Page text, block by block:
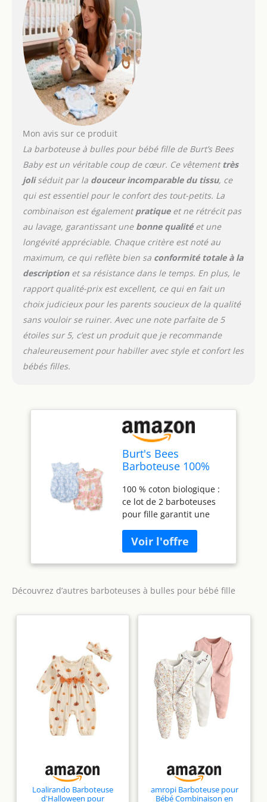
d'un joli design élégant
parfait pour les abeilles
et dispose d'une
ouverture à trou de
serrure à l'arrière pour
s'habiller sans tracas.
Fermetures à pression
faciles à utiliser sur la
ligne des couches pour
écologique : vous vous
sentirez bien en
choisissant notre tissu
fabriqué de manière
durable. Ces barboteuses
d'une seule pièce en
coton 100 % bio
garderont votre tout-petit
à l'aise. C'est également
un excellent cadeau
Tailles disponibles : ces
barboteuses sont
disponibles de la
naissance à 24 mois. Que
vous ayez une petite
abeille qui vient de
commencer à
bourdonner ou un petit
barboteuses parfaites
pour les peaux sensibles.
Entretien facile : cette
barboteuse est lavable
en machine et conserve
lavage après lavage. Le
tissu peigné et filé à
l'anneau garantit une
durabilité tout en
conservant une texture
selon les normes GOTS.
Mon avis sur ce produit
La barboteuse à bulles pour bébé fille de Burt’s Bees
Baby est un véritable coup de cœur. Ce vêtement très
joliséduit par la douceur incomparable du tissu, ce
qui est essentiel pour le confort des tout-petits. La
combinaison est égalementpratiqueet ne rétrécit pas
au lavage, garantissant une bonne qualitéet une
longévité appréciable. Chaque critère est noté au
maximum, ce qui reflète bien sa conformité totale à la
descriptionet sa résistance dans le temps. En plus, le
rapport qualité-prix est excellent, ce qui en fait un
choix judicieux pour les parents soucieux de la qualité
sans vouloir se ruiner. Avec une note parfaite de 5
étoiles sur 5, c’est un produit que je recommande
chaleureusement pour habiller avec style et confort les
bébés filles.
Burt's Bees
Barboteuse 100%
et fille, Pierres de
l'océan, 0-3 Meses
100 % coton biologique :
ce lot de 2 barboteuses
pour fille garantit une
confortable contre la
peau délicate de votre
bébé. Ces vêtements
respirant, l'article d'été
doivent avoir. Design
notre barboteuse dispose
d'un joli design élégant
parfait pour les abeilles
et dispose d'une
ouverture à trou de
serrure à l'arrière pour
s'habiller sans tracas.
Fermetures à pression
faciles à utiliser sur la
un changement rapide
des couches. Choix
écologique : vous vous
Découvrez d’autres barboteuses à bulles pour bébé fille
Loalirando Barboteuse
d'Halloween pour
amropi Barboteuse pour
Bébé Combinaison en